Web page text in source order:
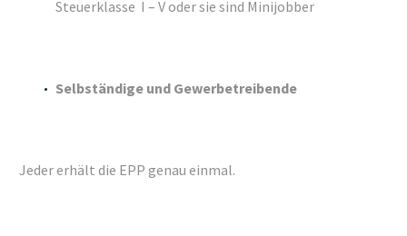
Steuerklasse I – V oder sie sind Minijobber
Selbständige und Gewerbetreibende
Jeder erhält die EPP genau einmal.